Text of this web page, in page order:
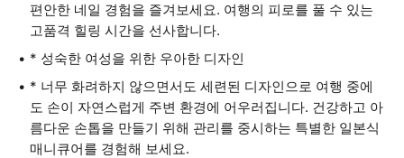
편안한 네일 경험을 즐겨보세요. 여행의 피로를 풀 수 있는
고품격 힐링 시간을 선사합니다.
* 성숙한 여성을 위한 우아한 디자인
* 너무 화려하지 않으면서도 세련된 디자인으로 여행 중에
도 손이 자연스럽게 주변 환경에 어우러집니다. 건강하고 아
름다운 손톱을 만들기 위해 관리를 중시하는 특별한 일본식
매니큐어를 경험해 보세요.